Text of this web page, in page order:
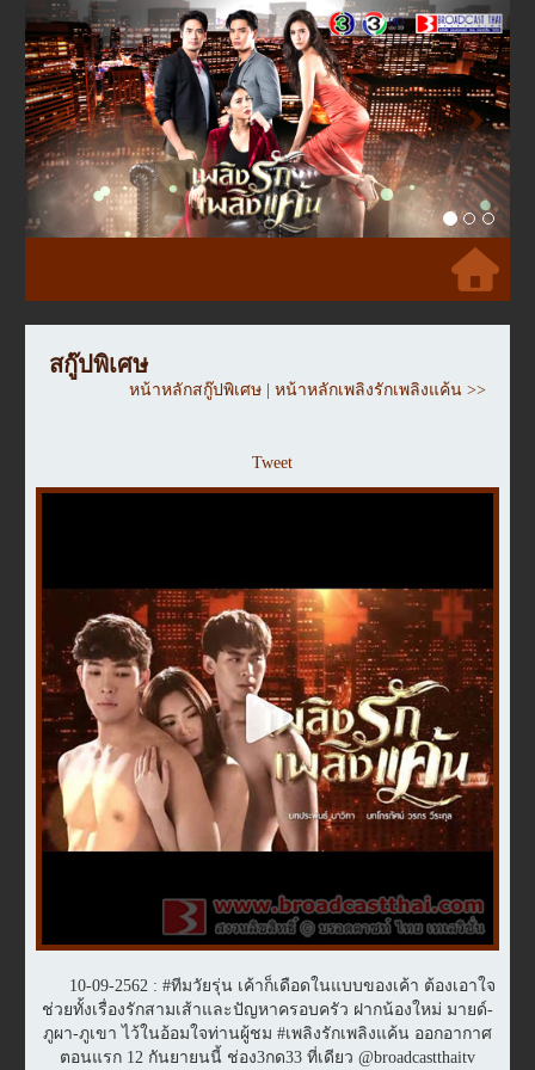
Previous Next
สกู๊ปพิเศษ
หน้าหลักสกู๊ปพิเศษ หน้าหลักเพลิงรักเพลิงแค้น >>
Tweet
10-09-2562 : #ทีมวัยรุ่น เค้าก็เดือดในแบบของเค้า ต้องเอาใจ
ช่วยทั้งเรื่องรักสามเส้าและปัญหาครอบครัว ฝากน้องใหม่ มายด์-
ภูผา-ภูเขา ไว้ในอ้อมใจท่านผู้ชม #เพลิงรักเพลิงแค้น ออกอากาศ
ตอนแรก 12 กันยายนนี้ ช่อง3กด33 ที่เดียว @broadcastthaitv